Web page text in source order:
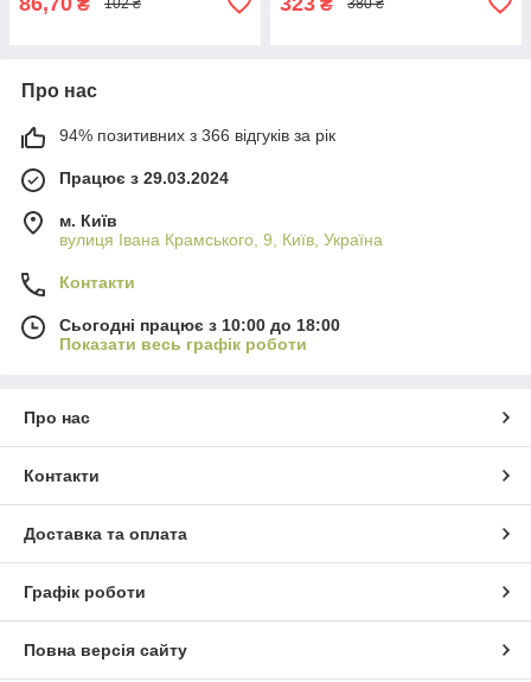
102 ₴ 380 ₴
Про нас
94% позитивних з 366 відгуків за рік
Працює з 29.03.2024
м. Київ
вулиця Івана Крамського, 9, Київ, Україна
Контакти
Сьогодні працює з 10:00 до 18:00
Показати весь графік роботи
Про нас
Контакти
Доставка та оплата
Графік роботи
Повна версія сайту